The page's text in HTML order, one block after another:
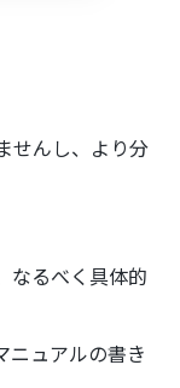
せんし、より分
なるべく具体的
ニュアルの書き